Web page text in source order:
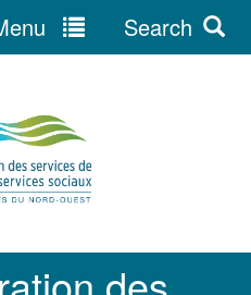
Search